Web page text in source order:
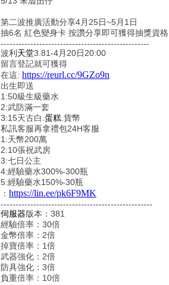
第二波推廣活動分享4月25日~5月1日
抽6名 紅色變身卡 按讚分享即可獲得抽獎資格
--------------------------------------------------
波利 天堂3.81-4月20日20:00
留言登記就可獲得
在這: https://reurl.cc/9GZo9n
出生即送
1:50級生級藥水
2:武防滿一套
3:15天古白. 蛋糕 .貨幣
私訊客服再拿禮包24H客服
1:天幣200萬
2:10張祝武房
3:七日公主
4:經驗藥水300%-300瓶
5:經驗藥水150%-30瓶
： https://lin.ee/pk6F9MK
---------------------------------------------------
伺服器版本：381
經驗倍率：30倍
金幣倍率：2倍
掉寶倍率：1倍
武器強化：2倍
防具強化：3倍
負重倍率：10倍